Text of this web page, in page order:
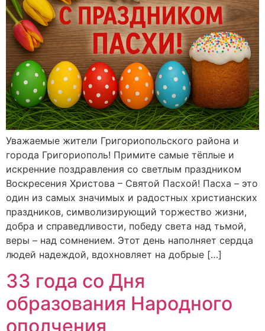
Уважаемые жители Григориопольского района и
города Григориополь! Примите самые тёплые и
искренние поздравления со светлым праздником
Воскресения Христова – Святой Пасхой! Пасха – это
один из самых значимых и радостных христианских
праздников, символизирующий торжество жизни,
добра и справедливости, победу света над тьмой,
веры – над сомнением. Этот день наполняет сердца
людей надеждой, вдохновляет на добрые […]
33 года со Дня
образования Народного
ополчения